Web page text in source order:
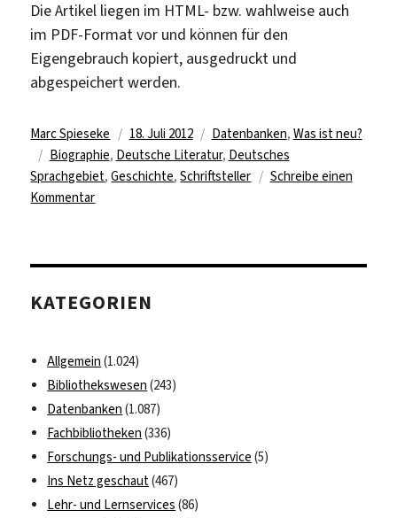
Die Artikel liegen im HTML- bzw. wahlweise auch
im PDF-Format vor und können für den
Eigengebrauch kopiert, ausgedruckt und
abgespeichert werden.
Autor
Marc Spieseke
Veröffentlicht
am
18. Juli 2012 Kategorien
Datenbanken, Was ist neu?
Schlagwörter
Biographie, Deutsche Literatur, Deutsches
Sprachgebiet,Geschichte,Schriftsteller
Schreibe einen
Kommentarzu
Killy-
lizenziert
KATEGORIEN
Allgemein (1.024)
Bibliothekswesen (243)
Datenbanken (1.087)
Fachbibliotheken (336)
Forschungs- und Publikationsservice (5)
Ins Netz geschaut(467)
Lehr- und Lernservices (86)